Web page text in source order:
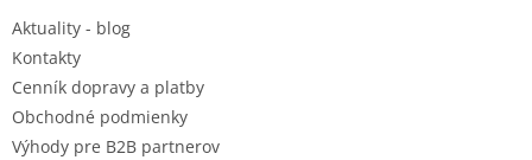
Aktuality - blog
Kontakty
Cenník dopravy a platby
Obchodné podmienky
Výhody pre B2B partnerov